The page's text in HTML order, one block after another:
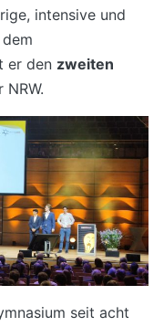
intensive und
er den zweiten
NRW.
seit acht